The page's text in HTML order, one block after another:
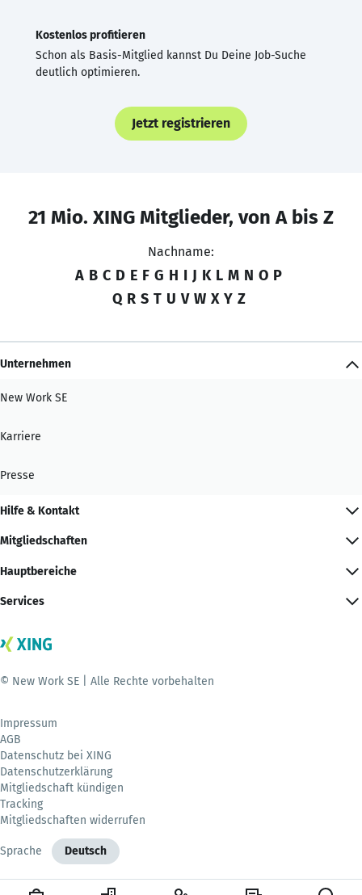
Kostenlos profitieren
Schon als Basis-Mitglied kannst Du Deine Job-Suche
deutlich optimieren.
Jetzt registrieren
21 Mio. XING Mitglieder, von A bis Z
Nachname:
A B C D E F G H I J K L M N O P
Q R S T U V W X Y Z
Unternehmen
New Work SE
Karriere
Presse
Hilfe & Kontakt
Mitgliedschaften
Hauptbereiche
Services
© New Work SE | Alle Rechte vorbehalten
Impressum
AGB
Datenschutz bei XING
Datenschutzerklärung
Mitgliedschaft kündigen
Tracking
Mitgliedschaften widerrufen
Sprache Deutsch